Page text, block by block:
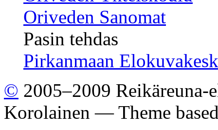
Oriveden Sanomat
Pasin tehdas
Pirkanmaan
© 2005–2009
Korolainen — Theme